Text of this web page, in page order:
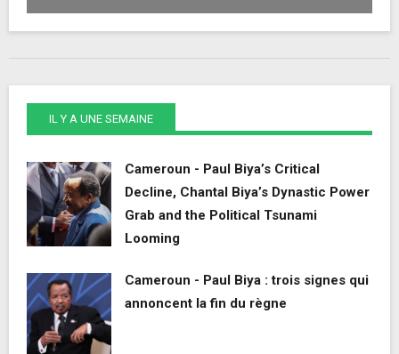
IL Y A UNE SEMAINE
Cameroun - Paul Biya’s Critical
Decline, Chantal Biya’s Dynastic Power
Grab and the Political Tsunami
Looming
Cameroun - Paul Biya : trois signes qui
annoncent la fin du règne